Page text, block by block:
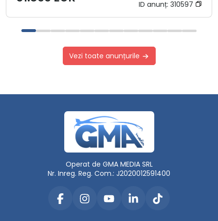
ID anunț: 310597
Vezi toate anunțurile
Operat de GMA MEDIA SRL
Nr. Inreg. Reg. Com.: J2020012591400